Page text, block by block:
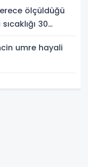
ölçüldüğü
30
umre hayali